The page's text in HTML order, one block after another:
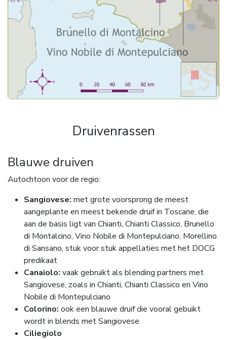
Druivenrassen
Blauwe druiven
Autochtoon voor de regio:
Sangiovese: met grote voorsprong de meest
aangeplante en meest bekende druif in Toscane, die
aan de basis ligt van Chianti, Chianti Classico, Brunello
di Montalcino, Vino Nobile di Montepulciano, Morellino
di Sansano, stuk voor stuk appellaties met het DOCG
predikaat
Canaiolo: vaak gebruikt als blending partners met
Sangiovese, zoals in Chianti, Chianti Classico en Vino
Nobile di Montepulciano
Colorino: ook een blauwe druif die vooral gebuikt
wordt in blends met Sangiovese
Ciliegiolo